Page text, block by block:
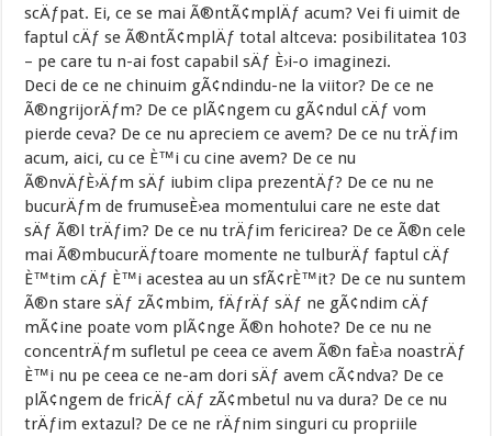
scÄƒpat. Ei, ce se mai Ã®ntÃ¢mplÄƒ acum? Vei fi uimit de
faptul cÄƒ se Ã®ntÃ¢mplÄƒ total altceva: posibilitatea 103
– pe care tu n-ai fost capabil sÄƒ È›i-o imaginezi.
Deci de ce ne chinuim gÃ¢ndindu-ne la viitor? De ce ne
Ã®ngrijorÄƒm? De ce plÃ¢ngem cu gÃ¢ndul cÄƒ vom
pierde ceva? De ce nu apreciem ce avem? De ce nu trÄƒim
acum, aici, cu ce È™i cu cine avem? De ce nu
Ã®nvÄƒÈ›Äƒm sÄƒ iubim clipa prezentÄƒ? De ce nu ne
bucurÄƒm de frumuseÈ›ea momentului care ne este dat
sÄƒ Ã®l trÄƒim? De ce nu trÄƒim fericirea? De ce Ã®n cele
mai Ã®mbucurÄƒtoare momente ne tulburÄƒ faptul cÄƒ
È™tim cÄƒ È™i acestea au un sfÃ¢rÈ™it? De ce nu suntem
Ã®n stare sÄƒ zÃ¢mbim, fÄƒrÄƒ sÄƒ ne gÃ¢ndim cÄƒ
mÃ¢ine poate vom plÃ¢nge Ã®n hohote? De ce nu ne
concentrÄƒm sufletul pe ceea ce avem Ã®n faÈ›a noastrÄƒ
È™i nu pe ceea ce ne-am dori sÄƒ avem cÃ¢ndva? De ce
plÃ¢ngem de fricÄƒ cÄƒ zÃ¢mbetul nu va dura? De ce nu
trÄƒim extazul? De ce ne rÄƒnim singuri cu propriile